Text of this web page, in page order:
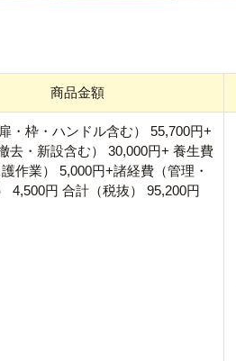
商品金額
・枠・ハンドル含む） 55,700円+
去・新設含む） 30,000円+ 養生費
護作業） 5,000円+諸経費（管理・
4,500円 合計（税抜） 95,200円